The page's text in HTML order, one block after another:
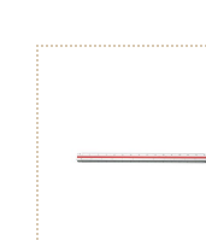
merken